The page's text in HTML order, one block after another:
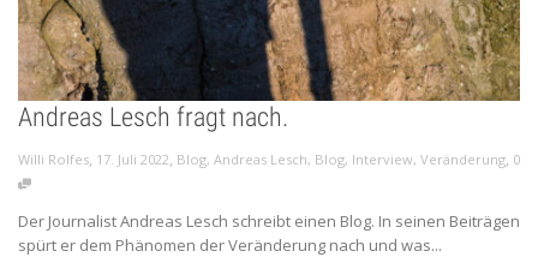
Andreas Lesch fragt nach.
Willi Rolfes, 17. Juli 2022, Blog, Andreas Lesch, Blog, Interview, Veränderung, 0
Der Journalist Andreas Lesch schreibt einen Blog. In seinen Beiträgen
spürt er dem Phänomen der Veränderung nach und was...